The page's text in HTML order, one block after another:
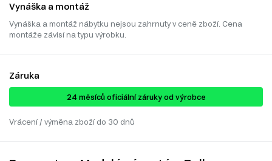
Vynáška a montáž
Vynáška a montáž nábytku nejsou zahrnuty v ceně zboží. Cena
montáže závisí na typu výrobku.
Záruka
24 ​​​​měsíců oficiální záruky od výrobce
Vrácení / výměna zboží do 30 dnů